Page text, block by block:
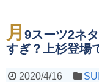
月 9スーツ2ネ
すぎ？上杉登場
2020/4/16